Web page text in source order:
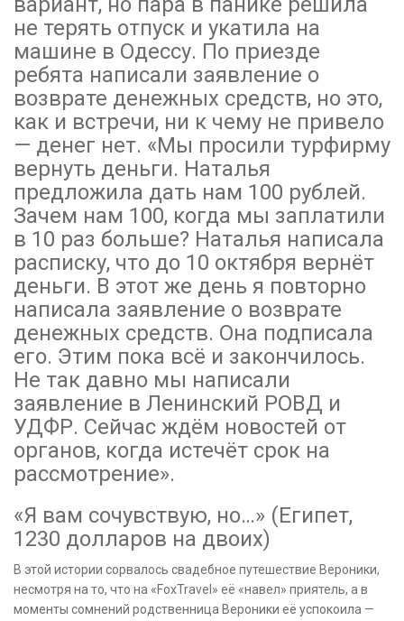
не терять отпуск и укатила на
машине в Одессу. По приезде
ребята написали заявление о
возврате денежных средств, но это,
как и встречи, ни к чему не привело
— денег нет. «Мы просили турфирму
вернуть деньги. Наталья
предложила дать нам 100 рублей.
Зачем нам 100, когда мы заплатили
в 10 раз больше? Наталья написала
расписку, что до 10 октября вернёт
деньги. В этот же день я повторно
написала заявление о возврате
денежных средств. Она подписала
его. Этим пока всё и закончилось.
Не так давно мы написали
заявление в Ленинский РОВД и
УДФР. Сейчас ждём новостей от
органов, когда истечёт срок на
рассмотрение».
«Я вам сочувствую, но…» (Египет,
1230 долларов на двоих)
В этой истории сорвалось свадебное путешествие Вероники,
несмотря на то, что на «FoxTravel» её «навел» приятель, а в
моменты сомнений родственница Вероники её успокоила —